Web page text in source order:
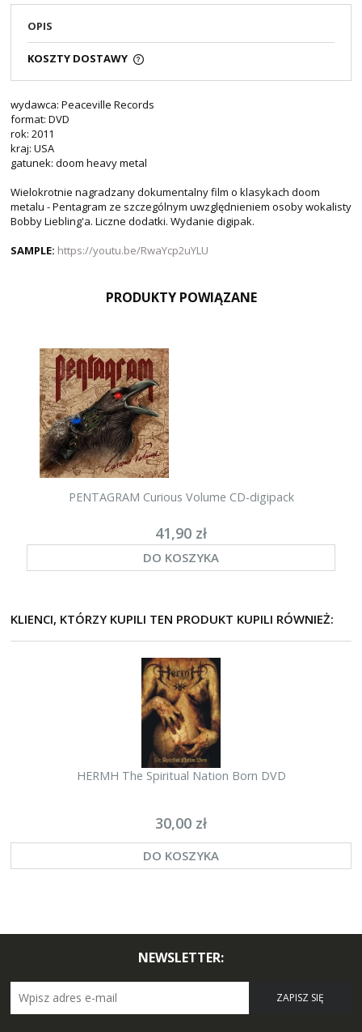
OPIS
KOSZTY DOSTAWY
wydawca: Peaceville Records
format: DVD
rok: 2011
kraj: USA
gatunek: doom heavy metal
Wielokrotnie nagradzany dokumentalny film o klasykach doom
metalu - Pentagram ze szczególnym uwzględnieniem osoby wokalisty
Bobby Liebling'a. Liczne dodatki. Wydanie digipak.
SAMPLE: https://youtu.be/RwaYcp2uYLU
PRODUKTY POWIĄZANE
PENTAGRAM Curious Volume CD-digipack
41,90 zł
DO KOSZYKA
KLIENCI, KTÓRZY KUPILI TEN PRODUKT KUPILI RÓWNIEŻ:
HERMH The Spiritual Nation Born DVD
30,00 zł
DO KOSZYKA
NEWSLETTER:
ZAPISZ SIĘ